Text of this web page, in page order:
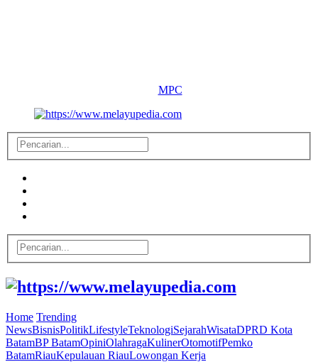
MPC
Home Trending
NewsBisnisPolitikLifestyleTeknologiSejarahWisataDPRD Kota
BatamBP BatamOpiniOlahragaKulinerOtomotifPemko
BatamRiauKepulauan RiauLowongan Kerja